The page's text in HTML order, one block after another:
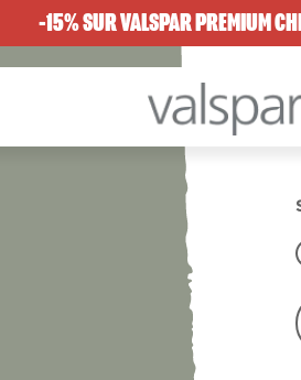
-15% SUR VALSPAR PREMIUM